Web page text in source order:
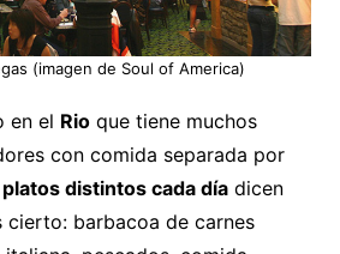
(imagen de Soul of America)
en el Rioque tiene muchos
con comida separada por
distintos cada díadicen
cierto: barbacoa de carnes